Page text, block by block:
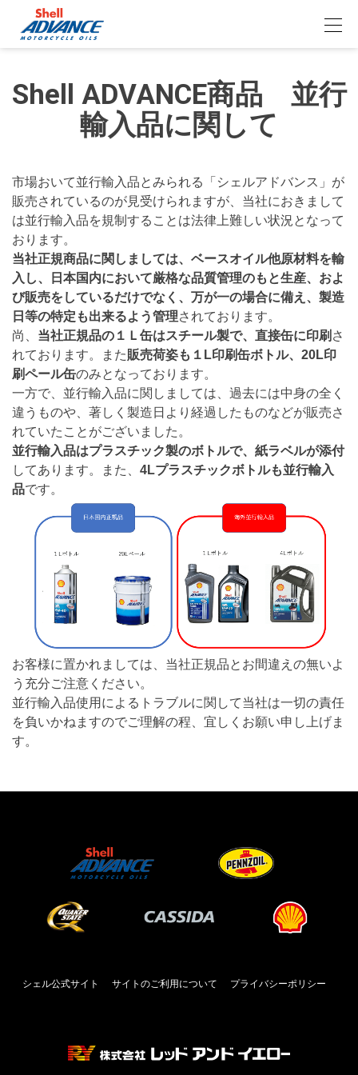
Shell ADVANCE商品 並行
輸入品に関して
市場おいて並行輸入品とみられる「シェルアドバンス」が
販売されているのが見受けられますが、当社におきまして
は並行輸入品を規制することは法律上難しい状況となって
おります。
当社正規商品に関しましては、ベースオイル他原材料を輸
入し、日本国内において厳格な品質管理のもと生産、およ
び販売をしているだけでなく、万が一の場合に備え、製造
日等の特定も出来るよう管理されております。
尚、 当社正規品の１Ｌ缶はスチール製で、直接缶に印刷 さ
れております。また販売荷姿も１L印刷缶ボトル、20L印
刷ペール缶のみとなっております。
一方で、並行輸入品に関しましては、過去には中身の全く
違うものや、著しく製造日より経過したものなどが販売さ
れていたことがございました。
並行輸入品はプラスチック製のボトルで、紙ラベルが添付
してあります。また、 4Lプラスチックボトルも並行輸入
品です。
お客様に置かれましては、当社正規品とお間違えの無いよ
う充分ご注意ください。
並行輸入品使用によるトラブルに関して当社は一切の責任
を負いかねますのでご理解の程、宜しくお願い申し上げま
す。
シェル公式サイト サイトのご利用について プライバシーポリシー